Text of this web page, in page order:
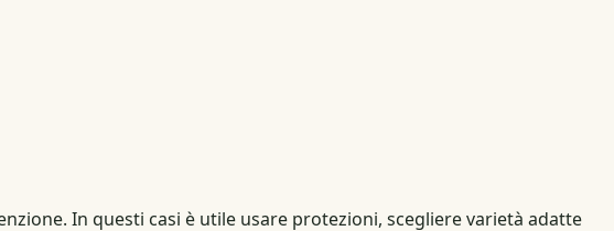
In questi casi è utile usare protezioni, scegliere varietà adatte